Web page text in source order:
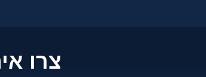
צרו